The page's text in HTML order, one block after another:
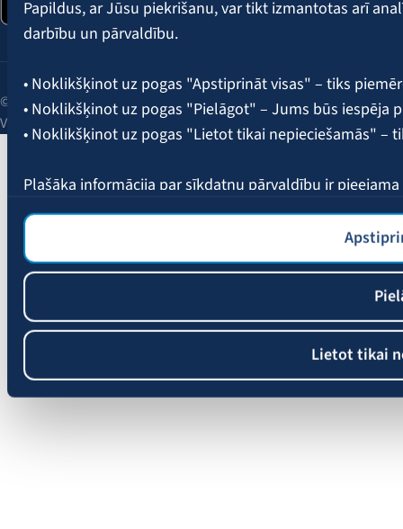
Papildus, ar Jūsu piekrišanu, var tikt izmantotas arī
darbību un pārvaldību.
• Noklikšķinot uz pogas "Apstiprināt visas" – tiks
• Noklikšķinot uz pogas "Pielāgot" – Jums būs iespēja
• Noklikšķinot uz pogas "Lietot tikai nepieciešamās" –
Plašāka informācija par sīkdatņu pārvaldību ir pieejama
Lietot tikai
© 2026 AAS BALTA | Skanstes iela 25, Rīga, LV-1013, Latvija.
Vienotais reģ. Nr. 40003049409.